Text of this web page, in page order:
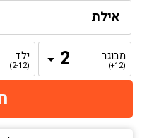
מבוגר
(12+)
ילד
(2-12)